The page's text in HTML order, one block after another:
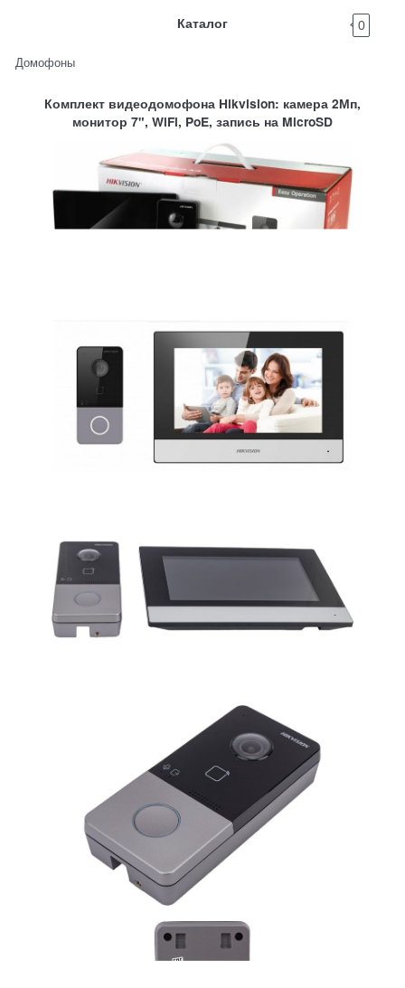
Каталог 0
Домофоны
Комплект видеодомофона Hikvision: камера 2Мп,
монитор 7", WiFi, PoE, запись на MicroSD